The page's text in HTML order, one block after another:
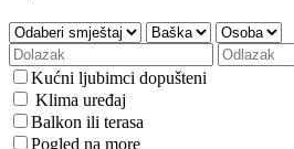
Kućni ljubimci dopušteni
Klima uređaj
Balkon ili terasa
Pogled na more